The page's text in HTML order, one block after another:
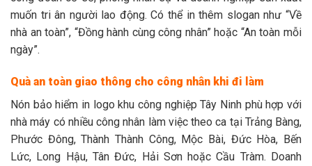
muốn tri ân người lao động. Có thể in thêm slogan như “Về
nhà an toàn”, “Đồng hành cùng công nhân” hoặc “An toàn mỗi
ngày”.
Quà an toàn giao thông cho công nhân khi đi làm
Nón bảo hiểm in logo khu công nghiệp Tây Ninh phù hợp với
nhà máy có nhiều công nhân làm việc theo ca tại Trảng Bàng,
Phước Đông, Thành Thành Công, Mộc Bài, Đức Hòa, Bến
Lức, Long Hậu, Tân Đức, Hải Sơn hoặc Cầu Tràm. Doanh